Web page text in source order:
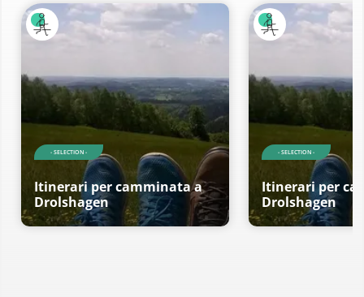
- SELECTION -
Itinerari per camminata a
Drolshagen
- SELECTION -
Itinerari per
Drolshagen